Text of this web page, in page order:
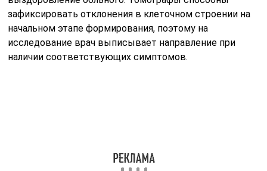
зафиксировать отклонения в клеточном строении на
начальном этапе формирования, поэтому на
исследование врач выписывает направление при
наличии соответствующих симптомов.
определить тип патологии;